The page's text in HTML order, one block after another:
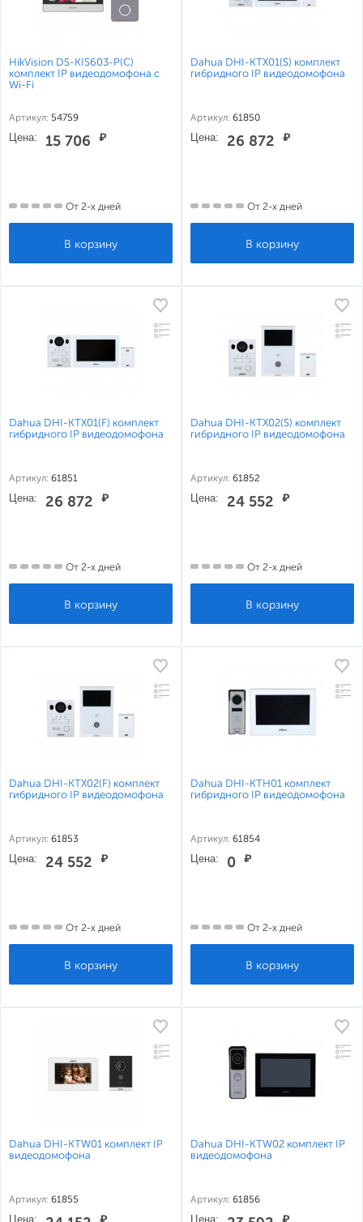
HikVision DS-KIS603-P(C)
комплект IP видеодомофона с
Wi-Fi
Артикул: 54759
Цена: 15 706 ₽
От 2-х дней
Dahua DHI-KTX01(S) комплект
гибридного IP видеодомофона
Артикул: 61850
Цена: 26 872 ₽
От 2-х дней
Dahua DHI-KTX01(F) комплект
гибридного IP видеодомофона
Артикул: 61851
Цена: 26 872 ₽
От 2-х дней
Dahua DHI-KTX02(S) комплект
гибридного IP видеодомофона
Артикул: 61852
Цена: 24 552 ₽
От 2-х дней
Dahua DHI-KTX02(F) комплект
гибридного IP видеодомофона
Артикул: 61853
Цена: 24 552 ₽
От 2-х дней
Dahua DHI-KTH01 комплект
гибридного IP видеодомофона
Артикул: 61854
Цена: 0 ₽
От 2-х дней
Dahua DHI-KTW01 комплект IP
видеодомофона
Артикул: 61855
Цена: ₽
Dahua DHI-KTW02 комплект IP
видеодомофона
Артикул: 61856
Цена: ₽